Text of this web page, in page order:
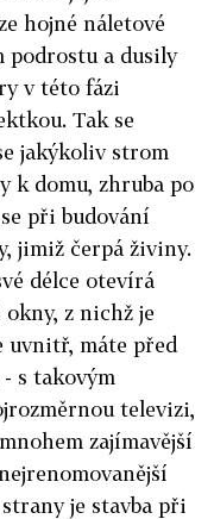
hojné náletové
podrostu a dusily
v této fázi
Tak se
jakýkoliv strom
k domu, zhruba po
při budování
jimiž čerpá živiny.
délce otevírá
z nichž je
uvnitř, máte před
s takovým
televizi,
zajímavější
je stavba při